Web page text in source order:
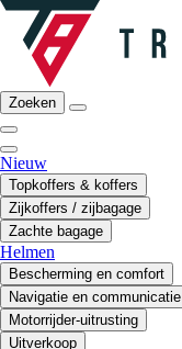
Zoeken
Nieuw
Topkoffers & koffers
Zijkoffers / zijbagage
Zachte bagage
Helmen
Bescherming en comfort
Navigatie en communicatie
Motorrijder-uitrusting
Uitverkoop